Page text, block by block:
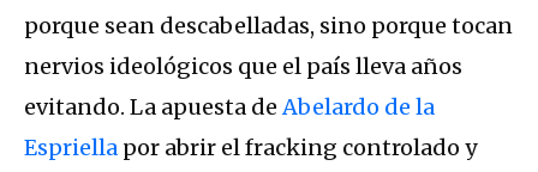
porque sean descabelladas, sino porque tocan
nervios ideológicos que el país lleva años
evitando. La apuesta deAbelardo de la
Espriella por abrir el fracking controlado y